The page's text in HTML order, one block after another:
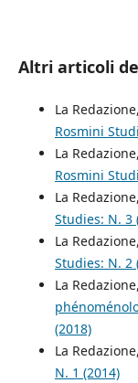
Altri articoli
La Redazione,
Rosmini
La Redazione,
Rosmini
La Redazione,
Studies: N. 3
La Redazione,
Studies: N. 2
La Redazione,
(2018)
La Redazione,
N. 1 (2014)